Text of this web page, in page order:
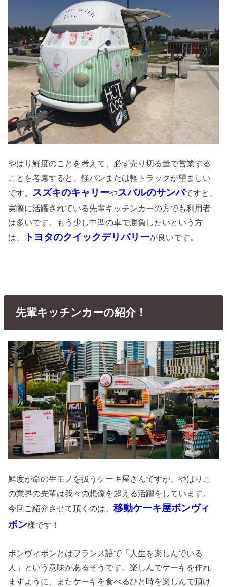
やはり鮮度のことを考えて、必ず売り切る量で営業する
ことを考慮すると、軽バンまたは軽トラックが望ましい
です。 スズキのキャリーやスバルのサンバですと、
実際に活躍されている先輩キッチンカーの方でも利用者
は多いです。もう少し中型の車で勝負したいという方
は、
トヨタのクイックデリバリーが良いです。
先輩キッチンカーの紹介！
鮮度が命の生モノを扱うケーキ屋さんですが、やはりこ
の業界の先輩は我々の想像を超える活躍をしています。
今回ご紹介させて頂くのは、移動ケーキ屋ボンヴィ
ボン様です！
ボンヴィボンとはフランス語で「人生を楽しんでいる
人」という意味があるそうです。楽しんでケーキを作れ
ますように、またケーキを食べるひと時を楽しんで頂け